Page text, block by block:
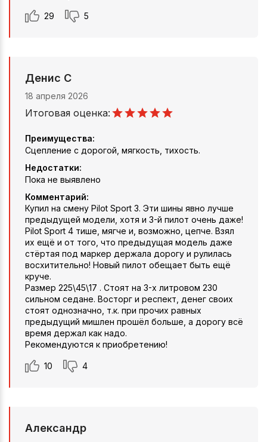
29 5
Денис С
18 апреля 2026
Итоговая оценка:
Преимущества:
Сцепление с дорогой, мягкость, тихость.
Недостатки:
Пока не выявлено
Комментарий:
Купил на смену Pilot Sport 3. Эти шины явно лучше
предыдущей модели, хотя и 3-й пилот очень даже!
Pilot Sport 4 тише, мягче и, возможно, цепче. Взял
их ещё и от того, что предыдущая модель даже
стёртая под маркер держала дорогу и рулилась
восхитительно! Новый пилот обещает быть ещё
круче.
Размер 225\45\17 . Cтоят на 3-х литровом 230
сильном седане. Восторг и респект, денег своих
стоят однозначно, т.к. при прочих равных
предыдущий мишлен прошёл больше, а дорогу всё
время держал как надо.
Рекомендуются к приобретению!
10 4
Александр